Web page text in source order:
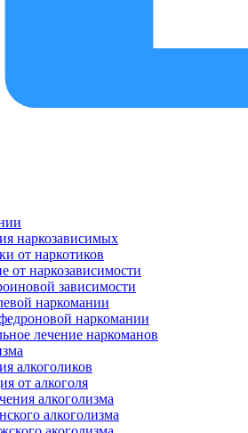
наркозависимых
от наркотиков
от наркозависимости
зависимости
наркомании
наркомании
лечение наркоманов
алкоголиков
от алкоголя
алкоголизма
алкоголизма